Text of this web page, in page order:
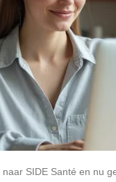
SIDE Santé en nu